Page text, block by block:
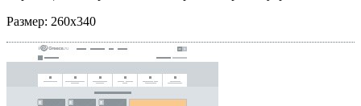
Размер: 260x340